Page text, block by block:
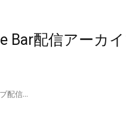
Bar配信アーカ
配信...